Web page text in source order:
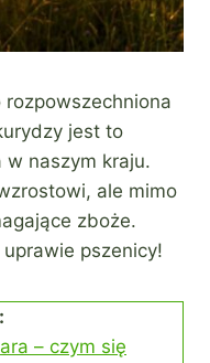
jest to
w naszym kraju.
ale mimo
zboże.
pszenicy!
– czym się